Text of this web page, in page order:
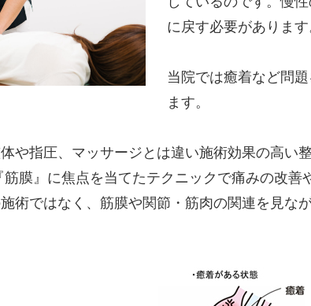
に戻す必要があります
当院では癒着など問
ます。
や指圧、マッサージとは違い施術効果の高い整
膜』に焦点を当てたテクニックで痛みの改
術ではなく、筋膜や関節・筋肉の関連を見な